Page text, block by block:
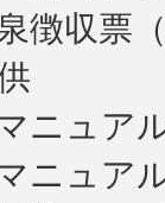
徴収票
ニュア
ニュア